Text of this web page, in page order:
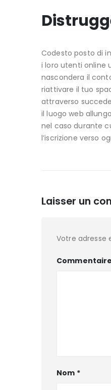
Codesto posto di
i loro utenti online
nascondera il
riattivare il tuo
attraverso
il luogo web
nel caso durante
l’iscrizione verso
Laisser un
Votre adresse
Commentaire
Nom *